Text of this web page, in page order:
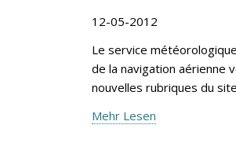
12-05-2012
Le service
de la navigation aérienne
nouvelles rubriques du
Mehr Lesen